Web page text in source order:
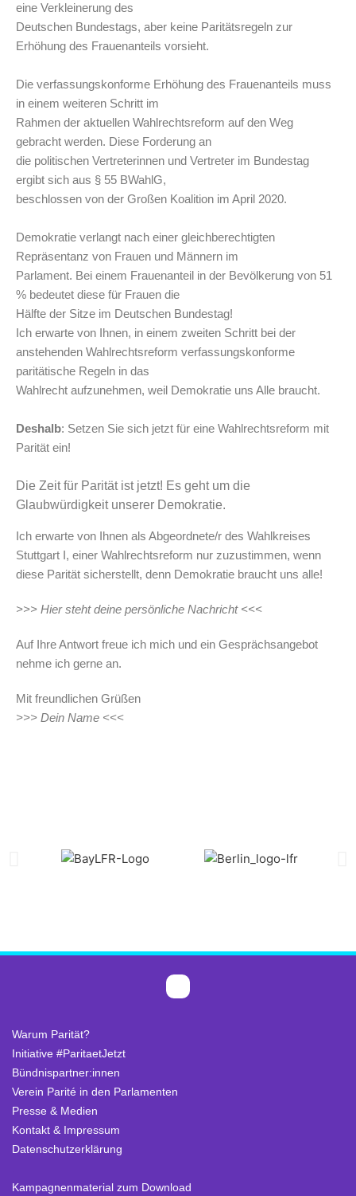
eine Verkleinerung des
Deutschen Bundestags, aber keine Paritätsregeln zur
Erhöhung des Frauenanteils vorsieht.
Die verfassungskonforme Erhöhung des Frauenanteils muss
in einem weiteren Schritt im
Rahmen der aktuellen Wahlrechtsreform auf den Weg
gebracht werden. Diese Forderung an
die politischen Vertreterinnen und Vertreter im Bundestag
ergibt sich aus § 55 BWahlG,
beschlossen von der Großen Koalition im April 2020.
Demokratie verlangt nach einer gleichberechtigten
Repräsentanz von Frauen und Männern im
Parlament. Bei einem Frauenanteil in der Bevölkerung von 51
% bedeutet diese für Frauen die
Hälfte der Sitze im Deutschen Bundestag!
Ich erwarte von Ihnen, in einem zweiten Schritt bei der
anstehenden Wahlrechtsreform verfassungskonforme
paritätische Regeln in das
Wahlrecht aufzunehmen, weil Demokratie uns Alle braucht.
Deshalb: Setzen Sie sich jetzt für eine Wahlrechtsreform mit
Parität ein!
Die Zeit für Parität ist jetzt! Es geht um die
Glaubwürdigkeit unserer Demokratie.
Ich erwarte von Ihnen als Abgeordnete/r des Wahlkreises
Stuttgart I, einer Wahlrechtsreform nur zuzustimmen, wenn
diese Parität sicherstellt, denn Demokratie braucht uns alle!
>>> Hier steht deine persönliche Nachricht <<<
Auf Ihre Antwort freue ich mich und ein Gesprächsangebot
nehme ich gerne an.
Mit freundlichen Grüßen
>>> Dein Name <<<
Warum Parität?
Initiative #ParitaetJetzt
Bündnispartner:innen
Verein Parité in den Parlamenten
Presse & Medien
Kontakt & Impressum
Datenschutzerklärung
Kampagnenmaterial zum Download